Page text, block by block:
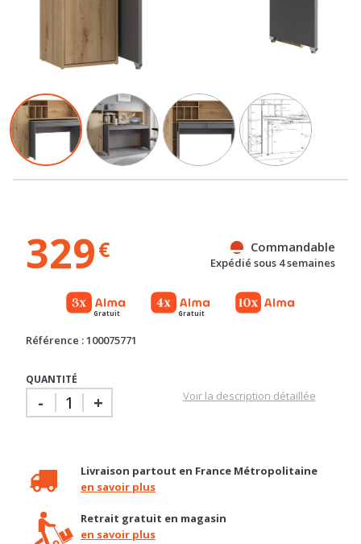
329€ Commandable
Expédié sous 4 semaines
Gratuit Gratuit
Référence : 100075771
QUANTITÉ
- + Voir la description détaillée
Livraison partout en France Métropolitaine
en savoir plus
Retrait gratuit en magasin
en savoir plus